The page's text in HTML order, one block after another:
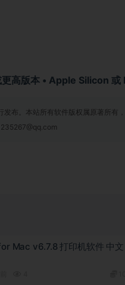
更高版本 • Apple Silicon
发布。本站所有软件版权属原著所有
Mac v6.7.8 打印机软件 中文